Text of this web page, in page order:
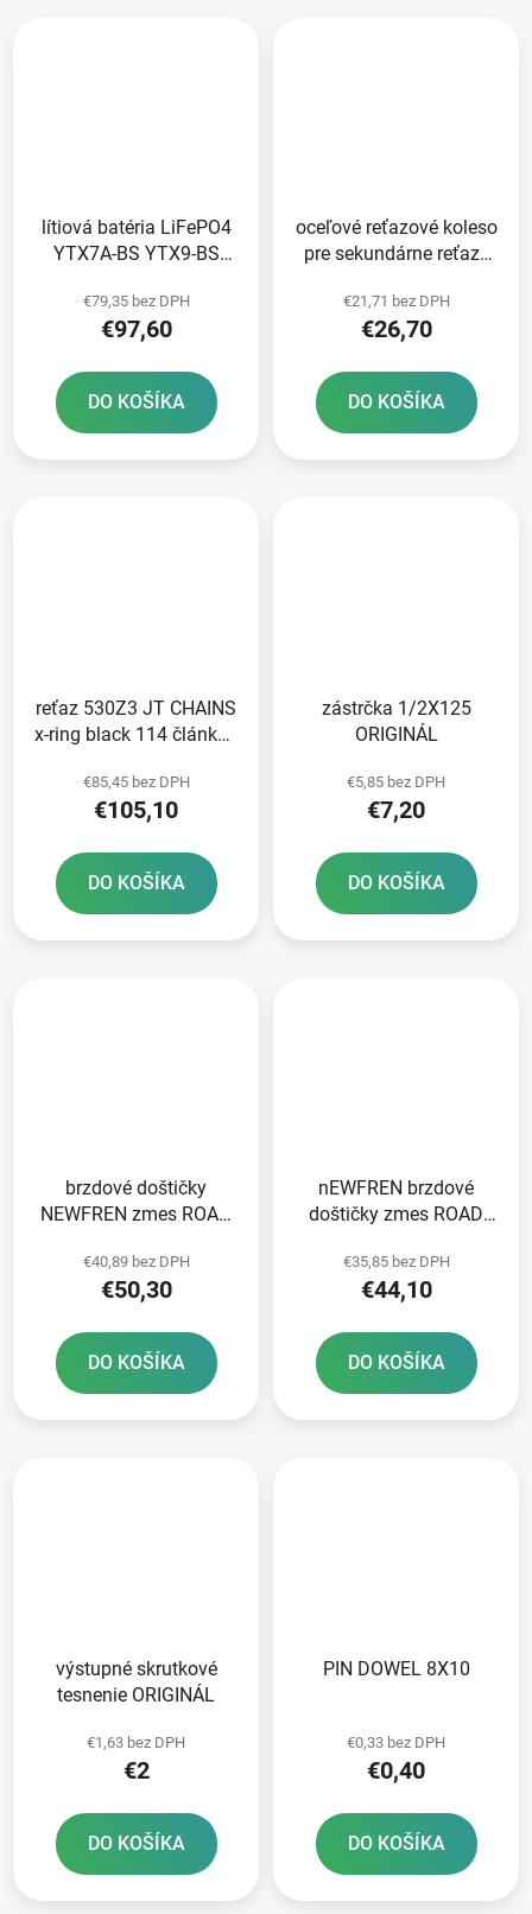
lítiová batéria LiFePO4
YTX7A-BS YTX9-BS
3Ah 180A hmotnosť 0
65 kg 150x87x93
€79,35 bez DPH
€97,60
DO KOŠÍKA
oceľové reťazové koleso
pre sekundárne reťaze
€21,71 bez DPH
€26,70
DO KOŠÍKA
reťaz 530Z3 JT CHAINS
x-ring black 114 článkov
€85,45 bez DPH
€105,10
DO KOŠÍKA
zástrčka 1/2X125
ORIGINÁL
€5,85 bez DPH
€7,20
DO KOŠÍKA
brzdové doštičky
NEWFREN zmes ROAD
v balení
€40,89 bez DPH
€50,30
DO KOŠÍKA
nEWFREN brzdové
doštičky zmes ROAD
ks v balení
€35,85 bez DPH
€44,10
DO KOŠÍKA
výstupné skrutkové
tesnenie ORIGINÁL
€1,63 bez DPH
€2
DO KOŠÍKA
PIN DOWEL 8X10
€0,33 bez DPH
€0,40
DO KOŠÍKA